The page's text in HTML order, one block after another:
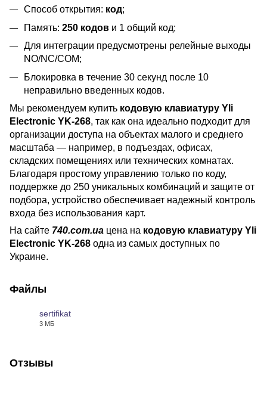
Способ открытия: код;
Память: 250 кодов и 1 общий код;
Для интеграции предусмотрены релейные выходы
NO/NC/COM;
Блокировка в течение 30 секунд после 10
неправильно введенных кодов.
Мы рекомендуем купить кодовую клавиатуру Yli
Electronic YK-268, так как она идеально подходит для
организации доступа на объектах малого и среднего
масштаба — например, в подъездах, офисах,
складских помещениях или технических комнатах.
Благодаря простому управлению только по коду,
поддержке до 250 уникальных комбинаций и защите от
подбора, устройство обеспечивает надежный контроль
входа без использования карт.
На сайте 740.com.ua цена на кодовую клавиатуру Yli
Electronic YK-268 одна из самых доступных по
Украине.
Файлы
sertifikat
3 МБ
Отзывы